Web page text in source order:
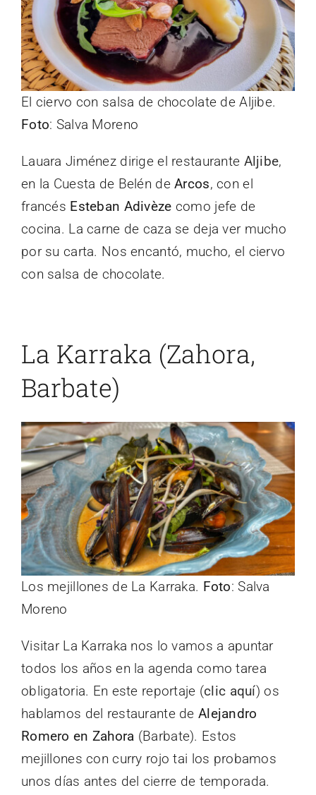
El ciervo con salsa de chocolate de Aljibe.
Foto: Salva Moreno
Lauara Jiménez dirige el restaurante Aljibe,
en la Cuesta de Belén deArcos, con el
francés Esteban Adivèze como jefe de
cocina. La carne de caza se deja ver mucho
por su carta. Nos encantó, mucho, el ciervo
con salsa de chocolate.
La Karraka (Zahora,
Barbate)
Los mejillones de La Karraka. Foto: Salva
Moreno
Visitar La Karraka nos lo vamos a apuntar
todos los años en la agenda como tarea
obligatoria. En este reportaje (clic aquí) os
hablamos del restaurante de Alejandro
Romero en Zahora (Barbate). Estos
mejillones con curry rojo tai los probamos
unos días antes del cierre de temporada.